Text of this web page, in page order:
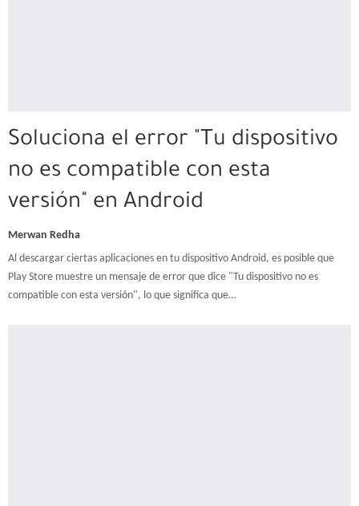
Soluciona el error "Tu dispositivo
no es compatible con esta
versión" en Android
Merwan Redha
Al descargar ciertas aplicaciones en tu dispositivo Android, es posible que
Play Store muestre un mensaje de error que dice "Tu dispositivo no es
compatible con esta versión", lo que significa que…